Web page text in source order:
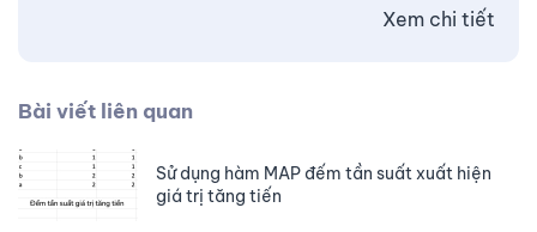
Xem chi tiết
Bài viết liên quan
Sử dụng hàm MAP đếm tần suất xuất hiện
giá trị tăng tiến